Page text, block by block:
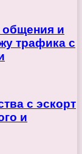
общения и
трафика с
с эскорт
и